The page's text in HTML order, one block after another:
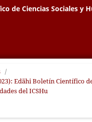
de Ciencias Sociales y
/
Edähi Boletín Científico
del ICSHu